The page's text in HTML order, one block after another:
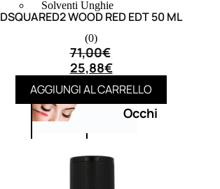
Solventi Unghie
Occhi
Palette
DSQUARED2 WOOD RED EDT 50 ML
(0)
71,00€
25,88€
AGGIUNGI AL CARRELLO